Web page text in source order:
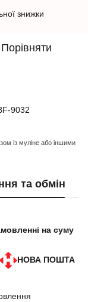
знижки
Порівняти
9032
із муліне або іншими
та обмін
на суму
НОВА ПОШТА